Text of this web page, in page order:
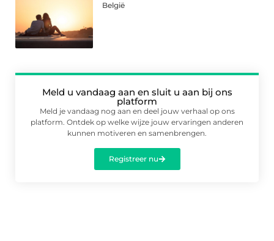
België
Meld u vandaag aan en sluit u aan bij ons
platform
Meld je vandaag nog aan en deel jouw verhaal op ons
platform. Ontdek op welke wijze jouw ervaringen anderen
kunnen motiveren en samenbrengen.
Registreer nu